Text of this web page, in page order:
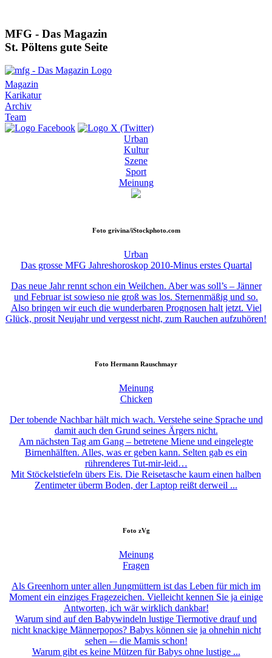
MFG - Das Magazin
St. Pöltens gute Seite
Magazin
Karikatur
Archiv
Team
Urban
Kultur
Szene
Sport
Meinung
Foto grivina/iStockphoto.com
Urban
Das grosse MFG Jahreshoroskop 2010-Minus erstes Quartal
Das neue Jahr rennt schon ein Weilchen. Aber was soll’s – Jänner
und Februar ist sowieso nie groß was los. Sternenmäßig und so.
Also bringen wir euch die wunderbaren Prognosen halt jetzt. Viel
Glück, prosit Neujahr und vergesst nicht, zum Rauchen aufzuhören!
Foto Hermann Rauschmayr
Meinung
Chicken
Der tobende Nachbar hält mich wach. Verstehe seine Sprache und
damit auch den Grund seines Ärgers nicht.
Am nächsten Tag am Gang – betretene Miene und eingelegte
Birnenhälften. Alles, was er geben kann. Selten gab es ein
rührenderes Tut-mir-leid…
Mit Stöckelstiefeln übers Eis. Die Reisetasche kaum einen halben
Zentimeter überm Boden, der Laptop reißt derweil ...
Foto zVg
Meinung
Fragen
Als Greenhorn unter allen Jungmüttern ist das Leben für mich im
Moment ein einziges Fragezeichen. Vielleicht kennen Sie ja einige
Antworten, ich wär wirklich dankbar!
Warum sind auf den Babywindeln lustige Tiermotive drauf und
nicht knackige Männerpopos? Babys können sie ja ohnehin nicht
sehen -– die Mamis schon!
Warum gibt es keine Mützen für Babys ohne lustige ...